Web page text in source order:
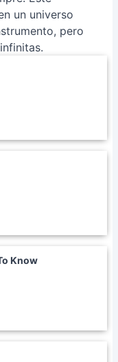
un universo
pero
Know